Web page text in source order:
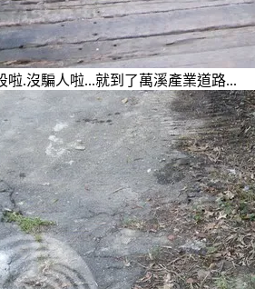
啦.沒騙人啦...就到了萬溪產業道路...